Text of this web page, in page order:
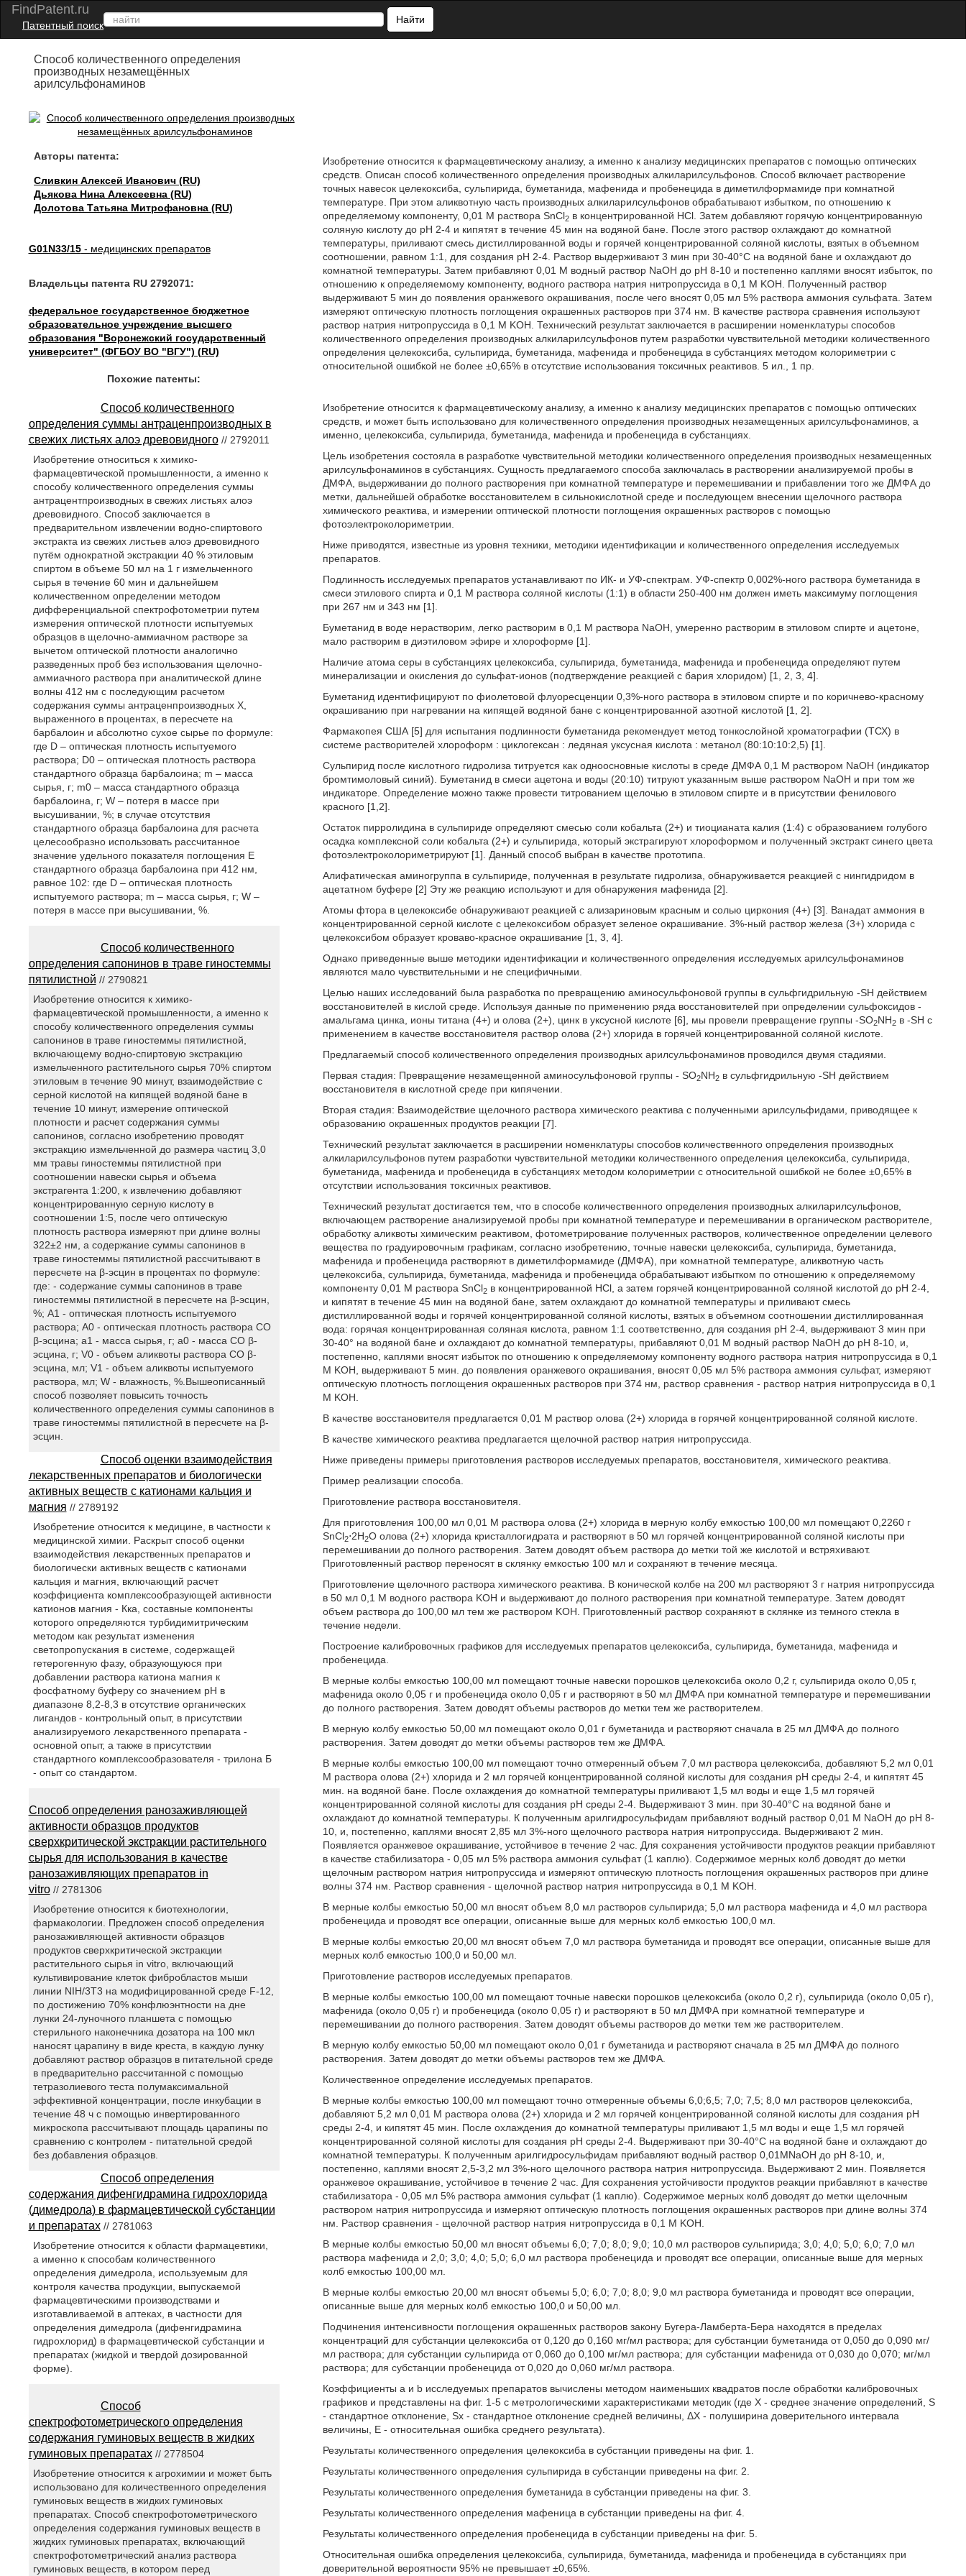
FindPatent.ru
Патентный поиск
Найти
Способ количественного определения
производных незамещённых
арилсульфонаминов
Авторы патента:
Сливкин Алексей Иванович (RU)
Дьякова Нина Алексеевна (RU)
Долотова Татьяна Митрофановна (RU)
G01N33/15- медицинских препаратов
Владельцы патента RU 2792071:
федеральное государственное бюджетное
образовательное учреждение высшего
образования "Воронежский государственный
университет" (ФГБОУ ВО "ВГУ") (RU)
Изобретение относится к фармацевтическому анализу, а именно к анализу медицинских препаратов с помощью оптических
средств. Описан способ количественного определения производных алкиларилсульфонов. Способ включает растворение
точных навесок целекоксиба, сульпирида, буметанида, мафенида и пробенецида в диметилформамиде при комнатной
температуре. При этом аликвотную часть производных алкиларилсульфонов обрабатывают избытком, по отношению к
определяемому компоненту, 0,01 Μ раствора SnCl2 в концентрированной НСl. Затем добавляют горячую концентрированную
соляную кислоту до рН 2-4 и кипятят в течение 45 мин на водяной бане. После этого раствор охлаждают до комнатной
температуры, приливают смесь дистиллированной воды и горячей концентрированной соляной кислоты, взятых в объемном
соотношении, равном 1:1, для создания рН 2-4. Раствор выдерживают 3 мин при 30-40°C на водяной бане и охлаждают до
комнатной температуры. Затем прибавляют 0,01 Μ водный раствор NaOH до рН 8-10 и постепенно каплями вносят избыток, по
отношению к определяемому компоненту, водного раствора натрия нитропруссида в 0,1 Μ KОН. Полученный раствор
выдерживают 5 мин до появления оранжевого окрашивания, после чего вносят 0,05 мл 5% раствора аммония сульфата. Затем
измеряют оптическую плотность поглощения окрашенных растворов при 374 нм. В качестве раствора сравнения используют
раствор натрия нитропруссида в 0,1 Μ KОН. Технический результат заключается в расширении номенклатуры способов
количественного определения производных алкиларилсульфонов путем разработки чувствительной методики количественного
определения целекоксиба, сульпирида, буметанида, мафенида и пробенецида в субстанциях методом колориметрии с
относительной ошибкой не более ±0,65% в отсутствие использования токсичных реактивов. 5 ил., 1 пр.
Изобретение относится к фармацевтическому анализу, а именно к анализу медицинских препаратов с помощью оптических
средств, и может быть использовано для количественного определения производных незамещенных арилсульфонаминов, а
именно, целекоксиба, сульпирида, буметанида, мафенида и пробенецида в субстанциях.
Цель изобретения состояла в разработке чувствительной методики количественного определения производных незамещенных
арилсульфонаминов в субстанциях. Сущность предлагаемого способа заключалась в растворении анализируемой пробы в
ДМФА, выдерживании до полного растворения при комнатной температуре и перемешивании и прибавлении того же ДМФА до
метки, дальнейшей обработке восстановителем в сильнокислотной среде и последующем внесении щелочного раствора
химического реактива, и измерении оптической плотности поглощения окрашенных растворов с помощью
фотоэлектроколориметрии.
Ниже приводятся, известные из уровня техники, методики идентификации и количественного определения исследуемых
препаратов.
Подлинность исследуемых препаратов устанавливают по ИК- и УФ-спектрам. УФ-спектр 0,002%-ного раствора буметанида в
смеси этилового спирта и 0,1 Μ раствора соляной кислоты (1:1) в области 250-400 нм должен иметь максимуму поглощения
при 267 нм и 343 нм [1].
Буметанид в воде нерастворим, легко растворим в 0,1 Μ раствора NaOH, умеренно растворим в этиловом спирте и ацетоне,
мало растворим в диэтиловом эфире и хлороформе [1].
Наличие атома серы в субстанциях целекоксиба, сульпирида, буметанида, мафенида и пробенецида определяют путем
минерализации и окисления до сульфат-ионов (подтверждение реакцией с бария хлоридом) [1, 2, 3, 4].
Буметанид идентифицируют по фиолетовой флуоресценции 0,3%-ного раствора в этиловом спирте и по коричнево-красному
окрашиванию при нагревании на кипящей водяной бане с концентрированной азотной кислотой [1, 2].
Фармакопея США [5] для испытания подлинности буметанида рекомендует метод тонкослойной хроматографии (ТСХ) в
системе растворителей хлороформ : циклогексан : ледяная уксусная кислота : метанол (80:10:10:2,5) [1].
Сульпирид после кислотного гидролиза титруется как одноосновные кислоты в среде ДМФА 0,1 Μ раствором NaOH (индикатор
бромтимоловый синий). Буметанид в смеси ацетона и воды (20:10) титруют указанным выше раствором NaOH и при том же
индикаторе. Определение можно также провести титрованием щелочью в этиловом спирте и в присутствии фенилового
красного [1,2].
Остаток пирролидина в сульпириде определяют смесью соли кобальта (2+) и тиоцианата калия (1:4) с образованием голубого
осадка комплексной соли кобальта (2+) и сульпирида, который экстрагируют хлороформом и полученный экстракт синего цвета
фотоэлектроколориметрируют [1]. Данный способ выбран в качестве прототипа.
Алифатическая аминогруппа в сульпириде, полученная в результате гидролиза, обнаруживается реакцией с нингидридом в
ацетатном буфере [2] Эту же реакцию используют и для обнаружения мафенида [2].
Атомы фтора в целекоксибе обнаруживают реакцией с ализариновым красным и солью циркония (4+) [3]. Ванадат аммония в
концентрированной серной кислоте с целекоксибом образует зеленое окрашивание. 3%-ный раствор железа (3+) хлорида с
целекоксибом образует кроваво-красное окрашивание [1, 3, 4].
Однако приведенные выше методики идентификации и количественного определения исследуемых арилсульфонаминов
являются мало чувствительными и не специфичными.
Целью наших исследований была разработка по превращению аминосульфоновой группы в сульфгидрильную -SH действием
восстановителей в кислой среде. Используя данные по применению ряда восстановителей при определении сульфоксидов -
амальгама цинка, ионы титана (4+) и олова (2+), цинк в уксусной кислоте [6], мы провели превращение группы -SO2NH2 в -SH с
применением в качестве восстановителя раствор олова (2+) хлорида в горячей концентрированной соляной кислоте.
Предлагаемый способ количественного определения производных арилсульфонаминов проводился двумя стадиями.
Первая стадия: Превращение незамещенной аминосульфоновой группы - SO2NH2 в сульфгидрильную -SH действием
восстановителя в кислотной среде при кипячении.
Вторая стадия: Взаимодействие щелочного раствора химического реактива с полученными арилсульфидами, приводящее к
образованию окрашенных продуктов реакции [7].
Технический результат заключается в расширении номенклатуры способов количественного определения производных
алкиларилсульфонов путем разработки чувствительной методики количественного определения целекоксиба, сульпирида,
буметанида, мафенида и пробенецида в субстанциях методом колориметрии с относительной ошибкой не более ±0,65% в
отсутствии использования токсичных реактивов.
Технический результат достигается тем, что в способе количественного определения производных алкиларилсульфонов,
включающем растворение анализируемой пробы при комнатной температуре и перемешивании в органическом растворителе,
обработку аликвоты химическим реактивом, фотометрирование полученных растворов, количественное определении целевого
вещества по градуировочным графикам, согласно изобретению, точные навески целекоксиба, сульпирида, буметанида,
мафенида и пробенецида растворяют в диметилформамиде (ДМФА), при комнатной температуре, аликвотную часть
целекоксиба, сульпирида, буметанида, мафенида и пробенецида обрабатывают избытком по отношению к определяемому
компоненту 0,01 Μ раствора SnCl2 в концентрированной HCl, а затем горячей концентрированной соляной кислотой до рН 2-4,
и кипятят в течение 45 мин на водяной бане, затем охлаждают до комнатной температуры и приливают смесь
дистиллированной воды и горячей концентрированной соляной кислоты, взятых в объемном соотношении дистиллированная
вода: горячая концентрированная соляная кислота, равном 1:1 соответственно, для создания рН 2-4, выдерживают 3 мин при
30-40° на водяной бане и охлаждают до комнатной температуры, прибавляют 0,01 Μ водный раствор NaOH до рН 8-10, и,
постепенно, каплями вносят избыток по отношению к определяемому компоненту водного раствора натрия нитропруссида в 0,1
Μ KOH, выдерживают 5 мин. до появления оранжевого окрашивания, вносят 0,05 мл 5% раствора аммония сульфат, измеряют
оптическую плотность поглощения окрашенных растворов при 374 нм, раствор сравнения - раствор натрия нитропруссида в 0,1
Μ KOH.
В качестве восстановителя предлагается 0,01 Μ раствор олова (2+) хлорида в горячей концентрированной соляной кислоте.
В качестве химического реактива предлагается щелочной раствор натрия нитропруссида.
Ниже приведены примеры приготовления растворов исследуемых препаратов, восстановителя, химического реактива.
Пример реализации способа.
Приготовление раствора восстановителя.
Для приготовления 100,00 мл 0,01 Μ раствора олова (2+) хлорида в мерную колбу емкостью 100,00 мл помещают 0,2260 г
SnCl2⋅2H2O олова (2+) хлорида кристаллогидрата и растворяют в 50 мл горячей концентрированной соляной кислоты при
перемешивании до полного растворения. Затем доводят объем раствора до метки той же кислотой и встряхивают.
Приготовленный раствор переносят в склянку емкостью 100 мл и сохраняют в течение месяца.
Приготовление щелочного раствора химического реактива. В конической колбе на 200 мл растворяют 3 г натрия нитропруссида
в 50 мл 0,1 Μ водного раствора KOH и выдерживают до полного растворения при комнатной температуре. Затем доводят
объем раствора до 100,00 мл тем же раствором KOH. Приготовленный раствор сохраняют в склянке из темного стекла в
течение недели.
Построение калибровочных графиков для исследуемых препаратов целекоксиба, сульпирида, буметанида, мафенида и
пробенецида.
В мерные колбы емкостью 100,00 мл помещают точные навески порошков целекоксиба около 0,2 г, сульпирида около 0,05 г,
мафенида около 0,05 г и пробенецида около 0,05 г и растворяют в 50 мл ДМФА при комнатной температуре и перемешивании
до полного растворения. Затем доводят объемы растворов до метки тем же растворителем.
В мерную колбу емкостью 50,00 мл помещают около 0,01 г буметанида и растворяют сначала в 25 мл ДМФА до полного
растворения. Затем доводят до метки объемы растворов тем же ДМФА.
В мерные колбы емкостью 100,00 мл помещают точно отмеренный объем 7,0 мл раствора целекоксиба, добавляют 5,2 мл 0,01
Μ раствора олова (2+) хлорида и 2 мл горячей концентрированной соляной кислоты для создания рН среды 2-4, и кипятят 45
мин. на водяной бане. После охлаждения до комнатной температуры приливают 1,5 мл воды и еще 1,5 мл горячей
концентрированной соляной кислоты для создания рН среды 2-4. Выдерживают 3 мин. при 30-40°С на водяной бане и
охлаждают до комнатной температуры. К полученным арилгидросульфидам прибавляют водный раствор 0,01 Μ NaOH до рН 8-
10, и, постепенно, каплями вносят 2,85 мл 3%-ного щелочного раствора натрия нитропруссида. Выдерживают 2 мин.
Появляется оранжевое окрашивание, устойчивое в течение 2 час. Для сохранения устойчивости продуктов реакции прибавляют
в качестве стабилизатора - 0,05 мл 5% раствора аммония сульфат (1 каплю). Содержимое мерных колб доводят до метки
щелочным раствором натрия нитропруссида и измеряют оптическую плотность поглощения окрашенных растворов при длине
волны 374 нм. Раствор сравнения - щелочной раствор натрия нитропруссида в 0,1 Μ KOH.
В мерные колбы емкостью 50,00 мл вносят объем 8,0 мл растворов сульпирида; 5,0 мл раствора мафенида и 4,0 мл раствора
пробенецида и проводят все операции, описанные выше для мерных колб емкостью 100,0 мл.
В мерные колбы емкостью 20,00 мл вносят объем 7,0 мл раствора буметанида и проводят все операции, описанные выше для
мерных колб емкостью 100,0 и 50,00 мл.
Приготовление растворов исследуемых препаратов.
В мерные колбы емкостью 100,00 мл помещают точные навески порошков целекоксиба (около 0,2 г), сульпирида (около 0,05 г),
мафенида (около 0,05 г) и пробенецида (около 0,05 г) и растворяют в 50 мл ДМФА при комнатной температуре и
перемешивании до полного растворения. Затем доводят объемы растворов до метки тем же растворителем.
В мерную колбу емкостью 50,00 мл помещают около 0,01 г буметанида и растворяют сначала в 25 мл ДМФА до полного
растворения. Затем доводят до метки объемы растворов тем же ДМФА.
Количественное определение исследуемых препаратов.
В мерные колбы емкостью 100,00 мл помещают точно отмеренные объемы 6,0;6,5; 7,0; 7,5; 8,0 мл растворов целекоксиба,
добавляют 5,2 мл 0,01 Μ раствора олова (2+) хлорида и 2 мл горячей концентрированной соляной кислоты для создания рН
среды 2-4, и кипятят 45 мин. После охлаждения до комнатной температуры приливают 1,5 мл воды и еще 1,5 мл горячей
концентрированной соляной кислоты для создания рН среды 2-4. Выдерживают при 30-40°С на водяной бане и охлаждают до
комнатной температуры. К полученным арилгидросульфидам прибавляют водный раствор 0,01MNaOH до рН 8-10, и,
постепенно, каплями вносят 2,5-3,2 мл 3%-ного щелочного раствора натрия нитропруссида. Выдерживают 2 мин. Появляется
оранжевое окрашивание, устойчивое в течение 2 час. Для сохранения устойчивости продуктов реакции прибавляют в качестве
стабилизатора - 0,05 мл 5% раствора аммония сульфат (1 каплю). Содержимое мерных колб доводят до метки щелочным
раствором натрия нитропруссида и измеряют оптическую плотность поглощения окрашенных растворов при длине волны 374
нм. Раствор сравнения - щелочной раствор натрия нитропруссида в 0,1 Μ KOH.
В мерные колбы емкостью 50,00 мл вносят объемы 6,0; 7,0; 8,0; 9,0; 10,0 мл растворов сульпирида; 3,0; 4,0; 5,0; 6,0; 7,0 мл
раствора мафенида и 2,0; 3,0; 4,0; 5,0; 6,0 мл раствора пробенецида и проводят все операции, описанные выше для мерных
колб емкостью 100,00 мл.
В мерные колбы емкостью 20,00 мл вносят объемы 5,0; 6,0; 7,0; 8,0; 9,0 мл раствора буметанида и проводят все операции,
описанные выше для мерных колб емкостью 100,0 и 50,00 мл.
Подчинения интенсивности поглощения окрашенных растворов закону Бугера-Ламберта-Бера находятся в пределах
концентраций для субстанции целекоксиба от 0,120 до 0,160 мг/мл раствора; для субстанции буметанида от 0,050 до 0,090 мг/
мл раствора; для субстанции сульпирида от 0,060 до 0,100 мг/мл раствора; для субстанции мафенида от 0,030 до 0,070; мг/мл
раствора; для субстанции пробенецида от 0,020 до 0,060 мг/мл раствора.
Коэффициенты а и b исследуемых препаратов вычислены методом наименьших квадратов после обработки калибровочных
графиков и представлены на фиг. 1-5 с метрологическими характеристиками методик (где X - среднее значение определений, S
- стандартное отклонение, Sx - стандартное отклонение средней величины, ΔΧ - полуширина доверительного интервала
величины, Ε - относительная ошибка среднего результата).
Результаты количественного определения целекоксиба в субстанции приведены на фиг. 1.
Результаты количественного определения сульпирида в субстанции приведены на фиг. 2.
Результаты количественного определения буметанида в субстанции приведены на фиг. 3.
Результаты количественного определения мафеница в субстанции приведены на фиг. 4.
Результаты количественного определения пробенецида в субстанции приведены на фиг. 5.
Относительная ошибка определения целекоксиба, сульпирида, буметанида, мафенида и пробенецида в субстанциях при
доверительной вероятности 95% не превышает ±0,65%.
Похожие патенты:
Способ количественного
определения суммы антраценпроизводных в
свежих листьях алоэ древовидного// 2792011
Изобретение относиться к химико-
фармацевтической промышленности, а именно к
способу количественного определения суммы
антрацентпроизводных в свежих листьях алоэ
древовидного. Способ заключается в
предварительном извлечении водно-спиртового
экстракта из свежих листьев алоэ древовидного
путём однократной экстракции 40 % этиловым
спиртом в объеме 50 мл на 1 г измельченного
сырья в течение 60 мин и дальнейшем
количественном определении методом
дифференциальной спектрофотометрии путем
измерения оптической плотности испытуемых
образцов в щелочно-аммиачном растворе за
вычетом оптической плотности аналогично
разведенных проб без использования щелочно-
аммиачного раствора при аналитической длине
волны 412 нм с последующим расчетом
содержания суммы антраценпроизводных Х,
выраженного в процентах, в пересчете на
барбалоин и абсолютно сухое сырье по формуле:
где D – оптическая плотность испытуемого
раствора; D0 – оптическая плотность раствора
стандартного образца барбалоина; m – масса
сырья, г; m0 – масса стандартного образца
барбалоина, г; W – потеря в массе при
высушивании, %; в случае отсутствия
стандартного образца барбалоина для расчета
целесообразно использовать рассчитанное
значение удельного показателя поглощения Е
стандартного образца барбалоина при 412 нм,
равное 102: где D – оптическая плотность
испытуемого раствора; m – масса сырья, г; W –
потеря в массе при высушивании, %.
Способ количественного
определения сапонинов в траве гиностеммы
пятилистной // 2790821
Изобретение относится к химико-
фармацевтической промышленности, а именно к
способу количественного определения суммы
сапонинов в траве гиностеммы пятилистной,
включающему водно-спиртовую экстракцию
измельченного растительного сырья 70% спиртом
этиловым в течение 90 минут, взаимодействие с
серной кислотой на кипящей водяной бане в
течение 10 минут, измерение оптической
плотности и расчет содержания суммы
сапонинов, согласно изобретению проводят
экстракцию измельченной до размера частиц 3,0
мм травы гиностеммы пятилистной при
соотношении навески сырья и объема
экстрагента 1:200, к извлечению добавляют
концентрированную серную кислоту в
соотношении 1:5, после чего оптическую
плотность раствора измеряют при длине волны
322±2 нм, а содержание суммы сапонинов в
траве гиностеммы пятилистной рассчитывают в
пересчете на β-эсцин в процентах по формуле:
где: - содержание суммы сапонинов в траве
гиностеммы пятилистной в пересчете на β-эсцин,
%; A1 - оптическая плотность испытуемого
раствора; A0 - оптическая плотность раствора СО
β-эсцина; a1 - масса сырья, г; a0 - масса СО β-
эсцина, г; V0 - объем аликвоты раствора СО β-
эсцина, мл; V1 - объем аликвоты испытуемого
раствора, мл; W - влажность, %.Вышеописанный
способ позволяет повысить точность
количественного определения суммы сапонинов в
траве гиностеммы пятилистной в пересчете на β-
эсцин.
Способ оценки взаимодействия
лекарственных препаратов и биологически
активных веществ с катионами кальция и
магния // 2789192
Изобретение относится к медицине, в частности к
медицинской химии. Раскрыт способ оценки
взаимодействия лекарственных препаратов и
биологически активных веществ с катионами
кальция и магния, включающий расчет
коэффициента комплексообразующей активности
катионов магния - Кка, составные компоненты
которого определяются турбидимитрическим
методом как результат изменения
светопропускания в системе, содержащей
гетерогенную фазу, образующуюся при
добавлении раствора катиона магния к
фосфатному буферу со значением рН в
диапазоне 8,2-8,3 в отсутствие органических
лигандов - контрольный опыт, в присутствии
анализируемого лекарственного препарата -
основной опыт, а также в присутствии
стандартного комплексообразователя - трилона Б
- опыт со стандартом.
Способ определения ранозаживляющей
активности образцов продуктов
сверхкритической экстракции растительного
сырья для использования в качестве
ранозаживляющих препаратов in
vitro// 2781306
Изобретение относится к биотехнологии,
фармакологии. Предложен способ определения
ранозаживляющей активности образцов
продуктов сверхкритической экстракции
растительного сырья in vitro, включающий
культивирование клеток фибробластов мыши
линии NIH/3T3 на модифицированной среде F-12,
по достижению 70% конфлюэнтности на дне
лунки 24-луночного планшета с помощью
стерильного наконечника дозатора на 100 мкл
наносят царапину в виде креста, в каждую лунку
добавляют раствор образцов в питательной среде
в предварительно рассчитанной с помощью
тетразолиевого теста полумаксимальной
эффективной концентрации, после инкубации в
течение 48 ч с помощью инвертированного
микроскопа рассчитывают площадь царапины по
сравнению с контролем - питательной средой
без добавления образцов.
Способ определения
содержания дифенгидрамина гидрохлорида
(димедрола) в фармацевтической субстанции
и препаратах// 2781063
Изобретение относится к области фармацевтики,
а именно к способам количественного
определения димедрола, используемым для
контроля качества продукции, выпускаемой
фармацевтическими производствами и
изготавливаемой в аптеках, в частности для
определения димедрола (дифенгидрамина
гидрохлорид) в фармацевтической субстанции и
препаратах (жидкой и твердой дозированной
форме).
Способ
спектрофотометрического определения
содержания гуминовых веществ в жидких
гуминовых препаратах// 2778504
Изобретение относится к агрохимии и может быть
использовано для количественного определения
гуминовых веществ в жидких гуминовых
препаратах. Способ спектрофотометрического
определения содержания гуминовых веществ в
жидких гуминовых препаратах, включающий
спектрофотометрический анализ раствора
гуминовых веществ, в котором перед